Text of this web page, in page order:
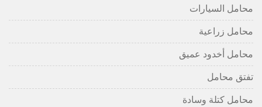
محامل السيارات
محامل زراعية
محامل أخدود عميق
تفتق محامل
محامل كتلة وسادة